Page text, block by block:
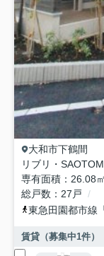
大和市下鶴間
リブリ・
専有面積
26.08㎡
総戸数
27戸
東急田園都市線
賃貸（募集中1件）